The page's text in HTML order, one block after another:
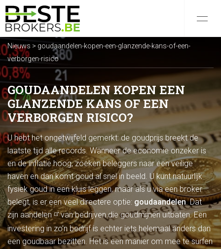
Nieuws > goudaandelen-kopen-een-glanzende-kans-of-een-
verborgen-risico
GOUDAANDELEN KOPEN EEN
GLANZENDE KANS OF EEN
VERBORGEN RISICO?
U hebt het ongetwijfeld gemerkt: de goudprijs breekt de
laatste tijd alle records. Wanneer de economie onzeker is
en de inflatie hoog, zoeken beleggers naar een veilige
haven en dan komt goud al snel in beeld. U kunt natuurlijk
fysiek goud in een kluis leggen, maar als u via een broker
belegt, is er een veel directere optie: goudaandelen. Dat
zijn aandelen
van bedrijven die goudmijnen uitbaten. Een
investering in zo’n bedrijf is echter iets helemaal anders dan
een goudbaar bezitten. Het is een manier om mee te surfen